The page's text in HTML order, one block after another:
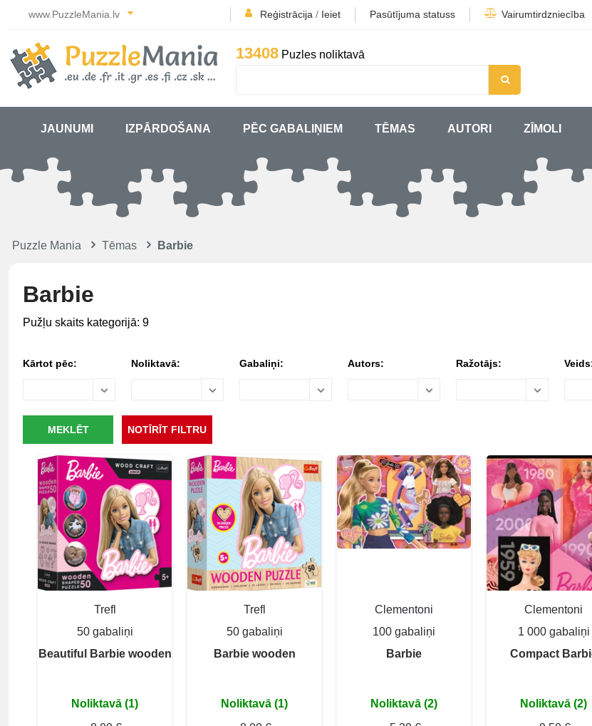
www.PuzzleMania.lv Reģistrācija / Ieiet Pasūtījuma statuss Vairumtirdzniecība
13408 Puzles noliktavā
JAUNUMI IZPĀRDOŠANA PĒC GABALIŅIEM TĒMAS AUTORI ZĪMOLI
Puzzle Mania Tēmas Barbie
Barbie
Pužļu skaits kategorijā: 9
Kārtot pēc: Noliktavā: Gabaliņi: Autors: Ražotājs:
Trefl
50 gabaliņi
Beautiful Barbie wooden
Noliktavā (1)
Trefl
50 gabaliņi
Barbie wooden
Noliktavā (1)
Clementoni
100 gabaliņi
Barbie
Noliktavā (2)
Clementoni
1 000 gabaliņi
Compact
Noliktavā (2)